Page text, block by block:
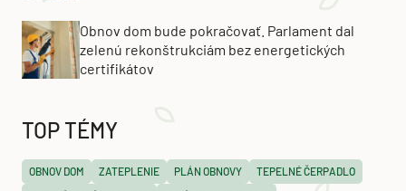
Obnov dom bude pokračovať. Parlament dal
zelenú rekonštrukciám bez energetických
certifikátov
TOP TÉMY
OBNOV DOM ZATEPLENIE PLÁN OBNOVY
TEPELNÉ ČERPADLO